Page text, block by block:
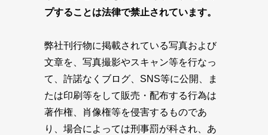
プすることは法律で禁止されています。
弊社刊行物に掲載されている写真および
文章を、写真撮影やスキャン等を行なっ
て、許諾なくブログ、SNS等に公開、ま
たは印刷等をして販売・配布する行為は
著作権、肖像権等を侵害するものであ
り、場合によっては刑事罰が科され、あ